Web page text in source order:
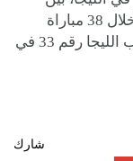
مدربي ريال مدريد، حيث حقق 29 انتصارا خلال 38 مباراة
بنسبة تفوق 76 %، وقاد الفريق لتحقيق لقب الليجا رقم 33 في
شارك